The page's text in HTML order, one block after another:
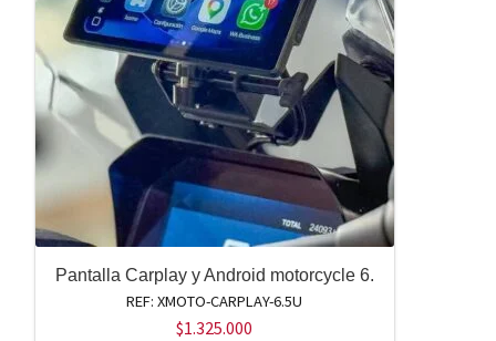
Pantalla Carplay y Android motorcycle 6.
REF: XMOTO-CARPLAY-6.5U
$1.325.000